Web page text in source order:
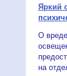
Яркий
О вреде
на